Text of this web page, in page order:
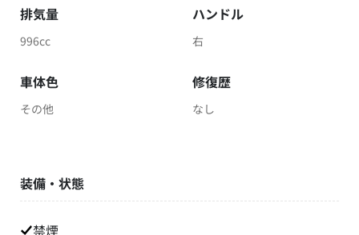
排気量
996cc
ハンドル
右
車体色
その他
修復歴
なし
装備・状態
禁煙